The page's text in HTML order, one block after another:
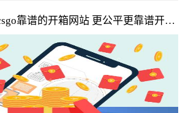
靠谱的开箱网站 更公平更靠谱开箱